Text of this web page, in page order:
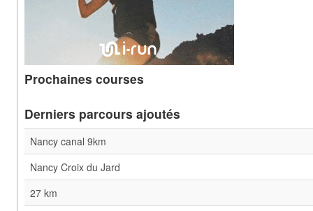
Prochaines courses
Derniers parcours ajoutés
Nancy canal 9km
Nancy Croix du Jard
27 km